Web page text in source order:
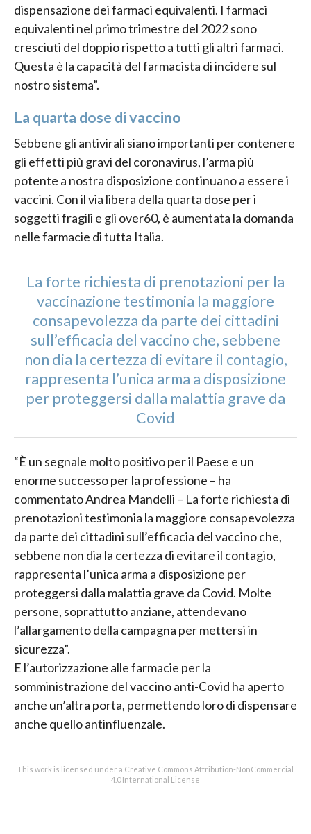
dispensazione dei farmaci equivalenti. I farmaci
equivalenti nel primo trimestre del 2022 sono
cresciuti del doppio rispetto a tutti gli altri farmaci.
Questa è la capacità del farmacista di incidere sul
nostro sistema”.
La quarta dose di vaccino
Sebbene gli antivirali siano importanti per contenere
gli effetti più gravi del coronavirus, l’arma più
potente a nostra disposizione continuano a essere i
vaccini. Con il via libera della quarta dose per i
soggetti fragili e gli over60, è aumentata la domanda
nelle farmacie di tutta Italia.
La forte richiesta di prenotazioni per la
vaccinazione testimonia la maggiore
consapevolezza da parte dei cittadini
sull’efficacia del vaccino che, sebbene
non dia la certezza di evitare il contagio,
rappresenta l’unica arma a disposizione
per proteggersi dalla malattia grave da
Covid
“È un segnale molto positivo per il Paese e un
enorme successo per la professione – ha
commentato Andrea Mandelli – La forte richiesta di
prenotazioni testimonia la maggiore consapevolezza
da parte dei cittadini sull’efficacia del vaccino che,
sebbene non dia la certezza di evitare il contagio,
rappresenta l’unica arma a disposizione per
proteggersi dalla malattia grave da Covid. Molte
persone, soprattutto anziane, attendevano
l’allargamento della campagna per mettersi in
sicurezza”.
E l’autorizzazione alle farmacie per la
somministrazione del vaccino anti-Covid ha aperto
anche un’altra porta, permettendo loro di dispensare
anche quello antinfluenzale.
This work is licensed under a Creative Commons Attribution-NonCommercial
4.0 International License